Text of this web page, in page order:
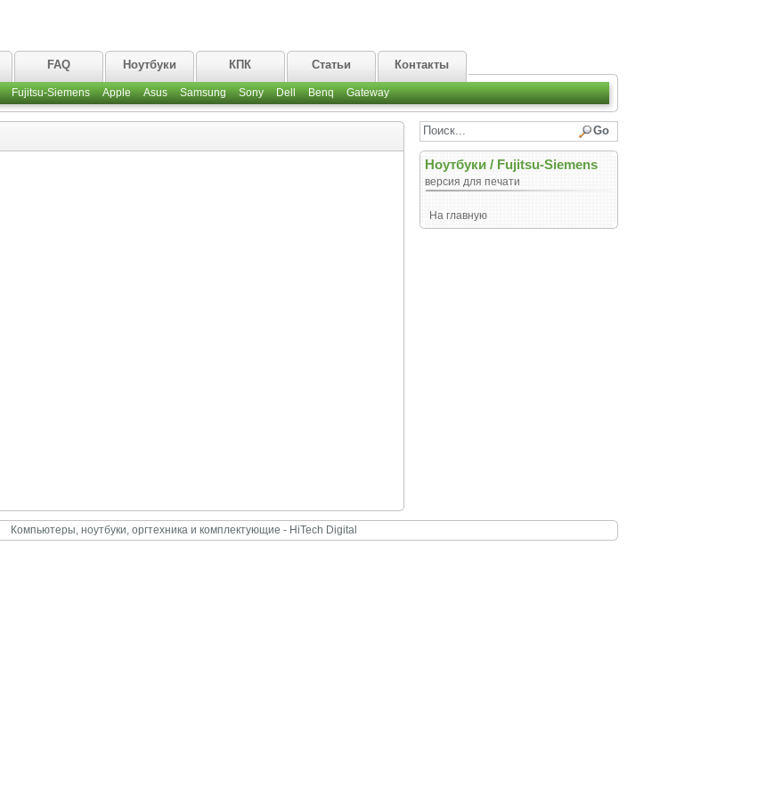
FAQ Ноутбуки КПК Статьи Контакты
Fujitsu-Siemens Apple Asus Samsung Sony Dell Benq Gateway
Ноутбуки/ Fujitsu-Siemens
версия для печати
На главную
Компьютеры, ноутбуки, оргтехника и комплектующие - HiTech Digital